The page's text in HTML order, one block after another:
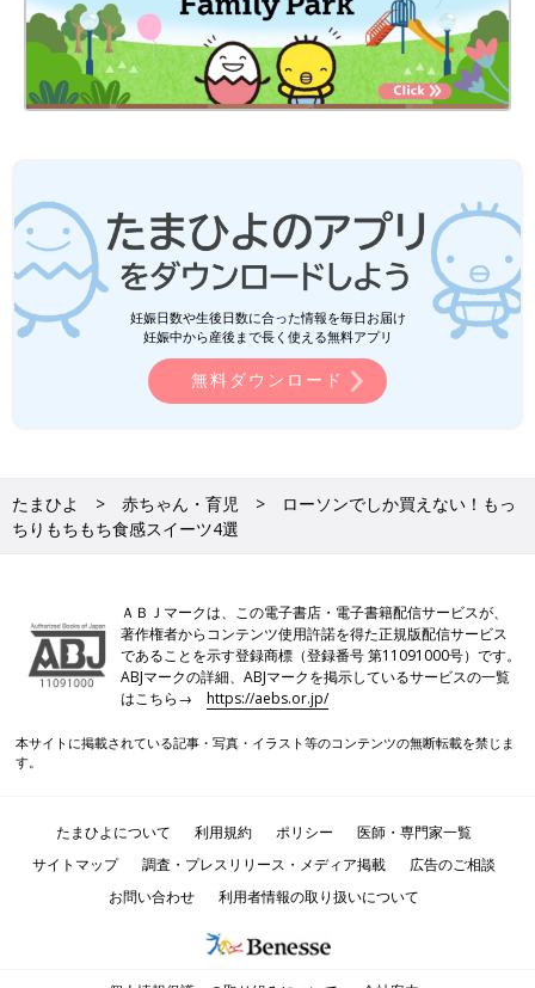
妊娠日数や生後日数に合った情報を毎日お届け
妊娠中から産後まで長く使える無料アプリ
無料ダウンロード
たまひよ 赤ちゃん・育児
ローソンでしか買えない！もっ
ちりもちもち食感スイーツ4選
ＡＢＪマークは、この電子書店・電子書籍配信サービスが、
著作権者からコンテンツ使用許諾を得た正規版配信サービス
であることを示す登録商標（登録番号 第11091000号）です。
ABJマークの詳細、ABJマークを掲示しているサービスの一覧
はこちら→https://aebs.or.jp/
本サイトに掲載されている記事・写真・イラスト等のコンテンツの無断転載を禁じま
す。
たまひよについて 利用規約 ポリシー
医師・専門家一覧
サイトマップ
調査・プレスリリース・メディア掲載
広告のご相談
お問い合わせ
利用者情報の取り扱いについて